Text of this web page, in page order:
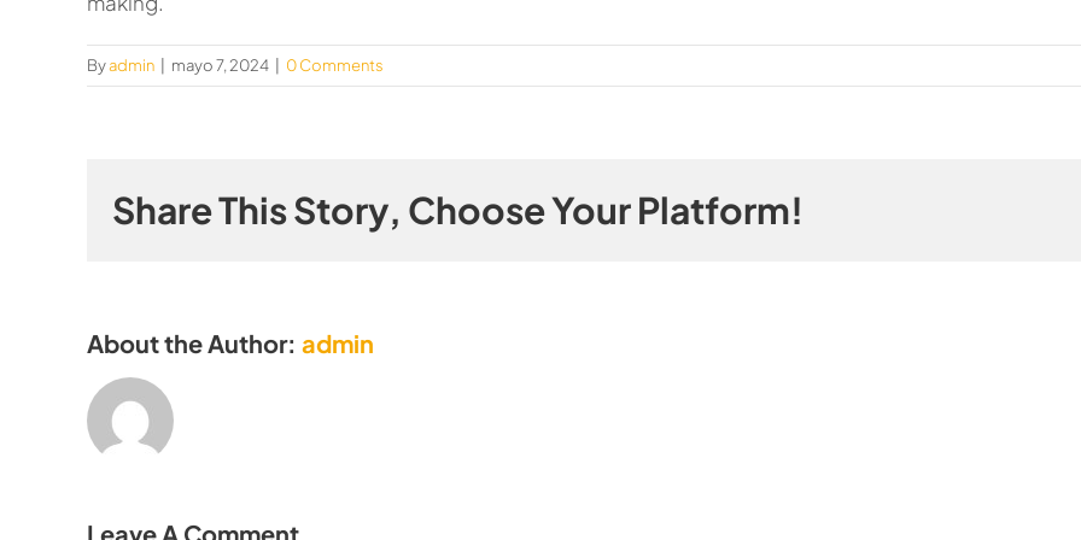
Byadmin mayo 7, 2024 0 Comments
Share This Story, Choose Your Platform!
About the Author: admin
Leave A Comment